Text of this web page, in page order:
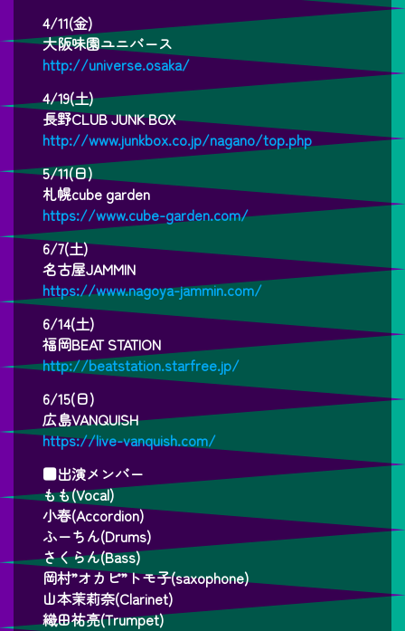
4/11(金)
大阪味園ユニバース
http://universe.osaka/
4/19(土)
長野CLUB JUNK BOX
http://www.junkbox.co.jp/nagano/top.php
5/11(日)
札幌cube garden
https://www.cube-garden.com/
6/7(土)
名古屋JAMMIN
https://www.nagoya-jammin.com/
6/14(土)
福岡BEAT STATION
http://beatstation.starfree.jp/
6/15(日)
広島VANQUISH
https://live-vanquish.com/
■出演メンバー
もも(Vocal)
小春(Accordion)
ふーちん(Drums)
さくらん(Bass)
岡村”オカピ”トモ子(saxophone)
山本茉莉奈(Clarinet)
織田祐亮(Trumpet)